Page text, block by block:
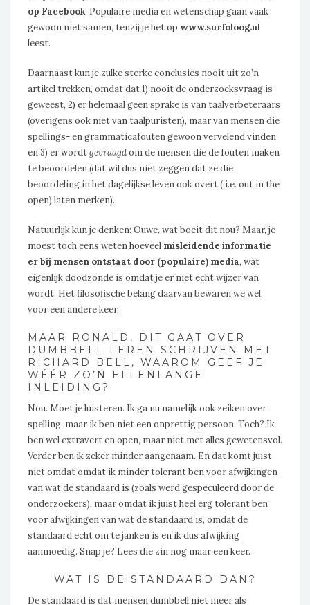
op Facebook. Populaire media en wetenschap gaan vaak
gewoon niet samen, tenzij je het op www.surfoloog.nl
leest.
Daarnaast kun je zulke sterke conclusies nooit uit zo’n
artikel trekken, omdat dat 1) nooit de onderzoeksvraag is
geweest, 2) er helemaal geen sprake is van taalverbeteraars
(overigens ook niet van taalpuristen), maar van mensen die
spellings- en grammaticafouten gewoon vervelend vinden
en 3) er wordtgevraagdom de mensen die de fouten maken
te beoordelen (dat wil dus niet zeggen dat ze die
beoordeling in het dagelijkse leven ook overt (.i.e. out in the
open) laten merken).
Natuurlijk kun je denken: Ouwe, wat boeit dit nou? Maar, je
moest toch eens weten hoeveel misleidende informatie
er bij mensen ontstaat door (populaire) media, wat
eigenlijk doodzonde is omdat je er niet echt wijzer van
wordt. Het filosofische belang daarvan bewaren we wel
voor een andere keer.
MAAR RONALD, DIT GAAT OVER
DUMBBELL LEREN SCHRIJVEN MET
RICHARD BELL, WAAROM GEEF JE
WÉÉR ZO’N ELLENLANGE
INLEIDING?
Nou. Moet je luisteren. Ik ga nu namelijk ook zeiken over
spelling, maar ik ben niet een onprettig persoon. Toch? Ik
ben wel extravert en open, maar niet met alles gewetensvol.
Verder ben ik zeker minder aangenaam. En dat komt juist
niet omdat omdat ik minder tolerant ben voor afwijkingen
van wat de standaard is (zoals werd gespeculeerd door de
onderzoekers), maar omdat ik juist heel erg tolerant ben
voor afwijkingen van wat de standaard is, omdat de
standaard echt om te janken is en ik dus afwijking
aanmoedig. Snap je? Lees die zin nog maar een keer.
WAT IS DE STANDAARD DAN?
De standaard is dat mensen dumbbell niet meer als